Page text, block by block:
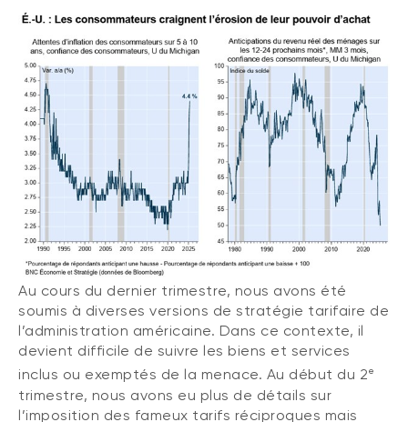
Au cours du dernier trimestre, nous avons été
soumis à diverses versions de stratégie tarifaire de
l’administration américaine. Dans ce contexte, il
devient difficile de suivre les biens et services
inclus ou exemptés de la menace. Au début du 2e
trimestre, nous avons eu plus de détails sur
l’imposition des fameux tarifs réciproques mais